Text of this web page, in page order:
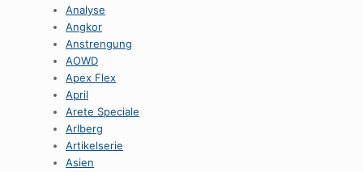
Analyse
Angkor
Anstrengung
AOWD
Apex Flex
April
Arete Speciale
Arlberg
Artikelserie
Asien